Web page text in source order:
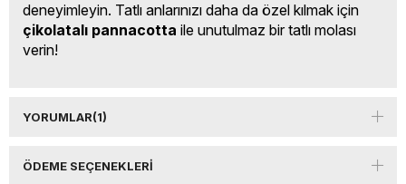
çikolatalı pannacotta ile unutulmaz bir tatlı molası
verin!
YORUMLAR(1)
ÖDEME SEÇENEKLERI